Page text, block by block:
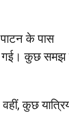
के पास
गई। कुछ समझ
कुछ